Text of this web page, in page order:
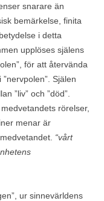
snarare än
bemärkelse, finita
i detta
upplöses själens
för att återvända
Själen
”liv” och ”död”.
rörelser,
menar är
“vårt
ur sinnevärldens